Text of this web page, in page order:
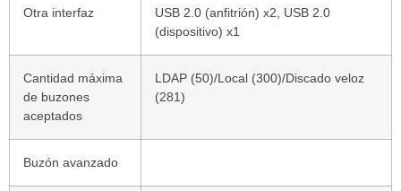
Otra interfaz
USB 2.0 (anfitrión) x2, USB 2.0
(dispositivo) x1
Cantidad máxima
de buzones
aceptados
LDAP (50)/Local (300)/Discado veloz
(281)
Buzón avanzado